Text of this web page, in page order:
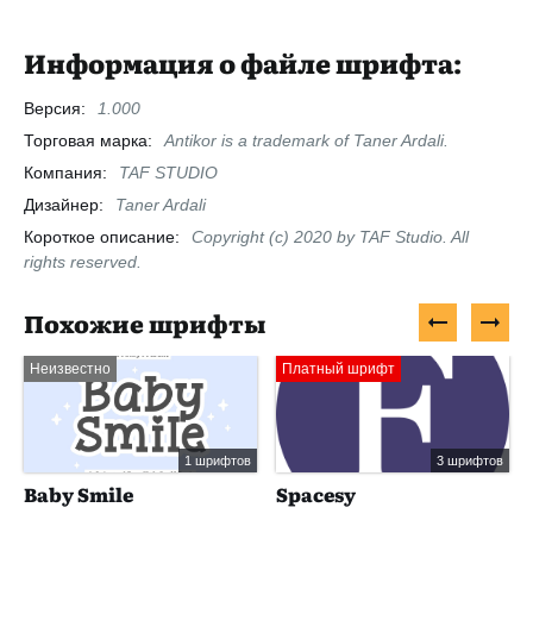
Информация о файле шрифта:
Версия:
1.000
Торговая марка:
Antikor is a trademark of Taner Ardali.
Компания:
TAF STUDIO
Дизайнер:
Taner Ardali
Короткое описание:
Copyright (c) 2020 by TAF Studio. All
rights reserved.
Похожие шрифты
Неизвестно
1 шрифтов
Baby Smile
Платный шрифт
3 шрифтов
Spacesy